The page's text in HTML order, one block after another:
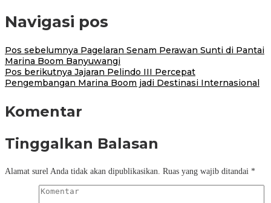
Navigasi pos
Pos sebelumnya Pagelaran Senam Perawan Sunti di Pantai
Marina Boom Banyuwangi
Pos berikutnya Jajaran Pelindo III Percepat
Pengembangan Marina Boom jadi Destinasi Internasional
Komentar
Tinggalkan Balasan
Alamat surel Anda tidak akan dipublikasikan. Ruas yang wajib ditandai *